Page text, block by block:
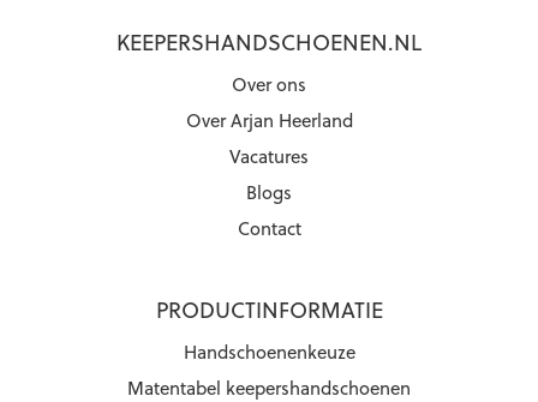
KEEPERSHANDSCHOENEN.NL
Over ons
Over Arjan Heerland
Vacatures
Blogs
Contact
PRODUCTINFORMATIE
Handschoenenkeuze
Matentabel keepershandschoenen